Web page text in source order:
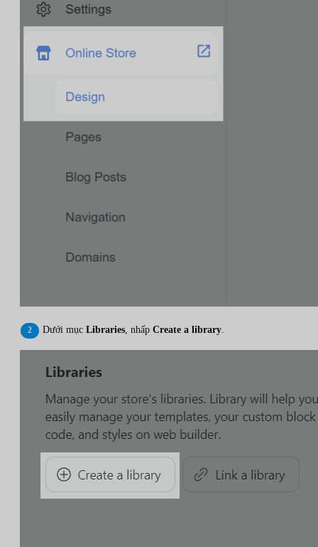
Dưới mục Libraries , nhấp Create a library